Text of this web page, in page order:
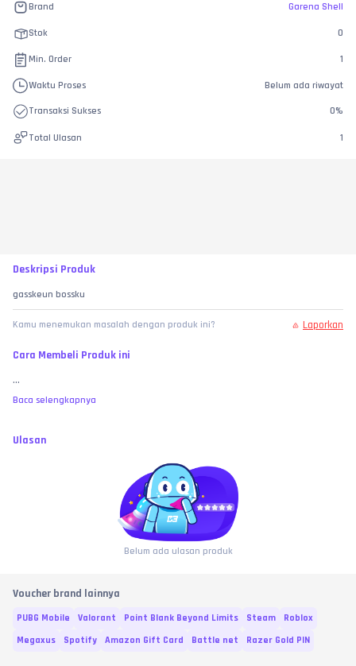
Brand Garena Shell
Stok 0
Min. Order 1
Waktu Proses Belum ada riwayat
Transaksi Sukses 0%
Total Ulasan 1
Deskripsi Produk
gasskeun bossku
Kamu menemukan masalah dengan produk ini? Laporkan
Cara Membeli Produk ini
...
Baca selengkapnya
Ulasan
Belum ada ulasan produk
Voucher brand lainnya
PUBG Mobile Valorant Point Blank Beyond Limits Steam
Roblox
Megaxus
Spotify Amazon Gift Card Battle net Razer Gold PIN